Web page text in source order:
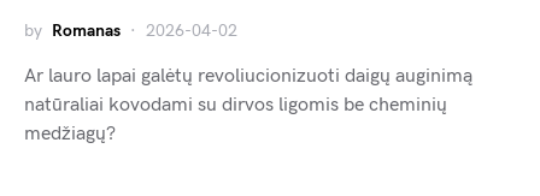
by Romanas 2026-04-02
Ar lauro lapai galėtų revoliucionizuoti daigų auginimą
natūraliai kovodami su dirvos ligomis be cheminių
medžiagų?